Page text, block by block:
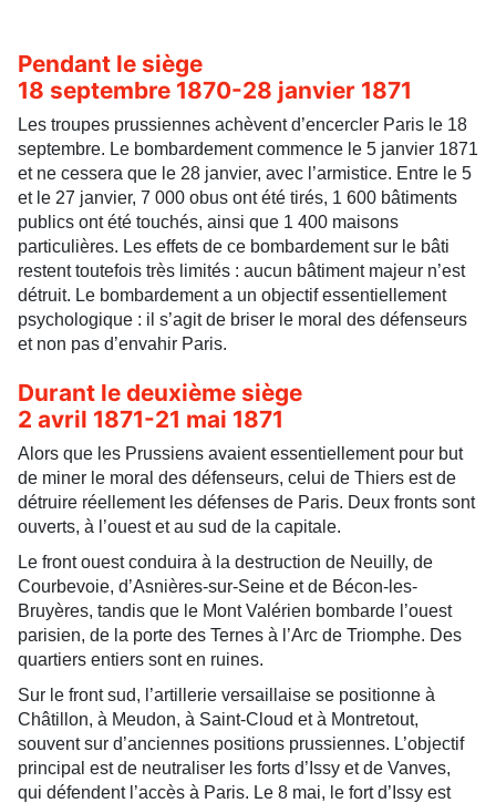
Pendant le siège
18 septembre 1870-28 janvier 1871
Les troupes prussiennes achèvent d’encercler Paris le 18
septembre. Le bombardement commence le 5 janvier 1871
et ne cessera que le 28 janvier, avec l’armistice. Entre le 5
et le 27 janvier, 7 000 obus ont été tirés, 1 600 bâtiments
publics ont été touchés, ainsi que 1 400 maisons
particulières. Les effets de ce bombardement sur le bâti
restent toutefois très limités : aucun bâtiment majeur n’est
détruit. Le bombardement a un objectif essentiellement
psychologique : il s’agit de briser le moral des défenseurs
et non pas d’envahir Paris.
Durant le deuxième siège
2 avril 1871-21 mai 1871
Alors que les Prussiens avaient essentiellement pour but
de miner le moral des défenseurs, celui de Thiers est de
détruire réellement les défenses de Paris. Deux fronts sont
ouverts, à l’ouest et au sud de la capitale.
Le front ouest conduira à la destruction de Neuilly, de
Courbevoie, d’Asnières-sur-Seine et de Bécon-les-
Bruyères, tandis que le Mont Valérien bombarde l’ouest
parisien, de la porte des Ternes à l’Arc de Triomphe. Des
quartiers entiers sont en ruines.
Sur le front sud, l’artillerie versaillaise se positionne à
Châtillon, à Meudon, à Saint-Cloud et à Montretout,
souvent sur d’anciennes positions prussiennes. L’objectif
principal est de neutraliser les forts d’Issy et de Vanves,
qui défendent l’accès à Paris. Le 8 mai, le fort d’Issy est